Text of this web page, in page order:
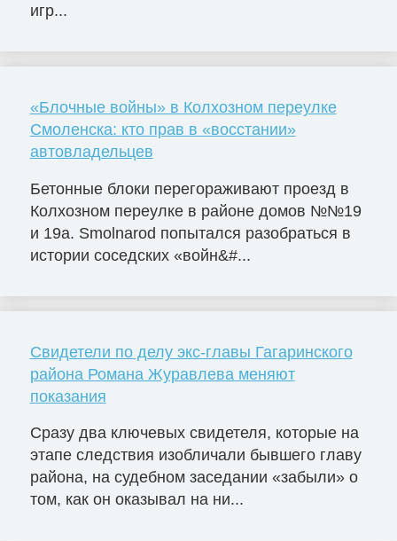
игр...
«Блочные войны» в Колхозном переулке
Смоленска: кто прав в «восстании»
автовладельцев
Бетонные блоки перегораживают проезд в
Колхозном переулке в районе домов №№19
и 19а. Smolnarod попытался разобраться в
истории соседских «войн&#...
Свидетели по делу экс-главы Гагаринского
района Романа Журавлева меняют
показания
Сразу два ключевых свидетеля, которые на
этапе следствия изобличали бывшего главу
района, на судебном заседании «забыли» о
том, как он оказывал на ни...